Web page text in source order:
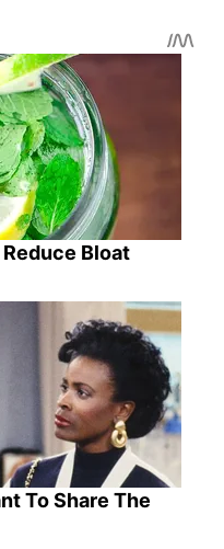
Bloat
To Share The